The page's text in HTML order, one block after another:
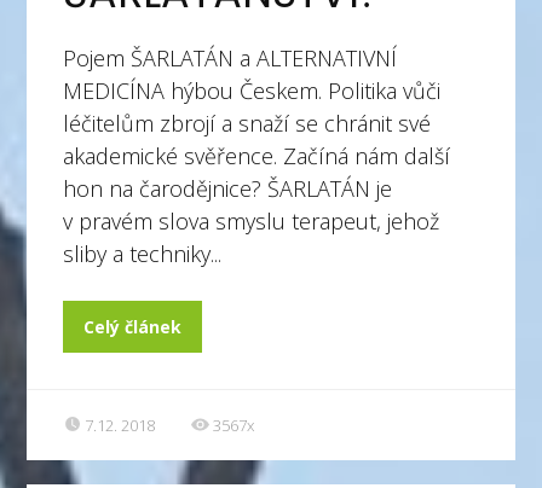
Pojem ŠARLATÁN a ALTERNATIVNÍ
MEDICÍNA hýbou Českem. Politika vůči
léčitelům zbrojí a snaží se chránit své
akademické svěřence. Začíná nám další
hon na čarodějnice? ŠARLATÁN je
v pravém slova smyslu terapeut, jehož
sliby a techniky...
Celý článek
7.12. 2018 3567x